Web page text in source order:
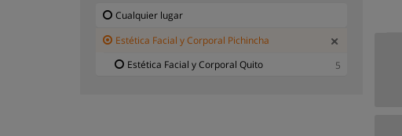
Cualquier lugar
Estética Facial y Corporal Pichincha
Estética Facial y Corporal Quito
5